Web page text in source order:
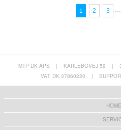
1 2 3 ...
MTP DK APS | KARLEBOVEJ 59 |
VAT: DK 37860220
|
HOME